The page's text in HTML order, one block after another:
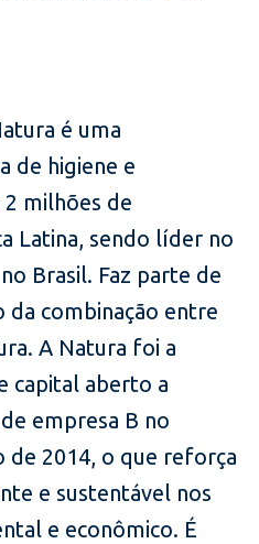
é uma
de higiene e
milhões de
Latina, sendo líder no
Brasil. Faz parte de
da combinação entre
A Natura foi a
capital aberto a
empresa B no
de 2014, o que reforça
e sustentável nos
e econômico. É